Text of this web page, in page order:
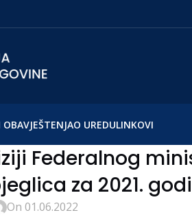
O UREDULINKOVI
Federalnog
za 2021.
On 01.06.2022